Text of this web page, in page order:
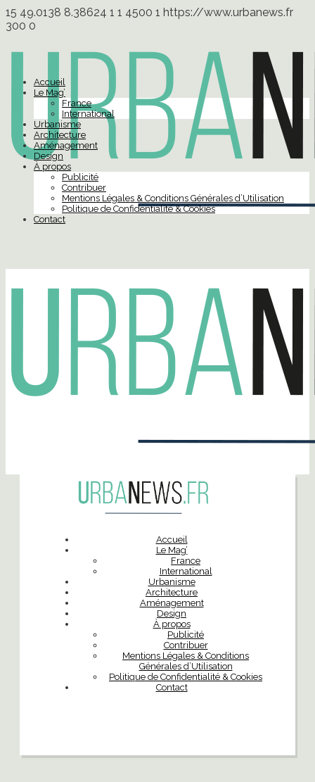
15 49.0138 8.38624 1 1 4500 1 https://www.urbanews.fr
300 0
Accueil
Le Mag’
France
International
Urbanisme
Architecture
Aménagement
Design
À propos
Publicité
Contribuer
Mentions Légales & Conditions Générales d’Utilisation
Politique de Confidentialité & Cookies
Contact
Accueil
Le Mag’
France
International
Urbanisme
Architecture
Aménagement
Design
À propos
Publicité
Contribuer
Mentions Légales & Conditions
Générales d’Utilisation
Politique de Confidentialité & Cookies
Contact